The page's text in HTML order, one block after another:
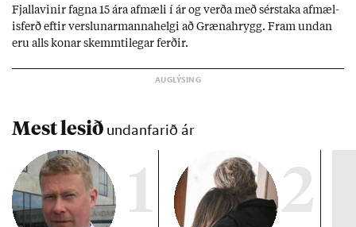
Fjalla­vin­ir fagna 15 ára af­mæli í ár og verða með sér­staka af­mæl­
is­ferð eft­ir versl­un­ar­manna­helgi að Græna­hrygg. Fram und­an
eru alls kon­ar skemmti­leg­ar ferð­ir.
Mest lesið undanfarið ár
1 2